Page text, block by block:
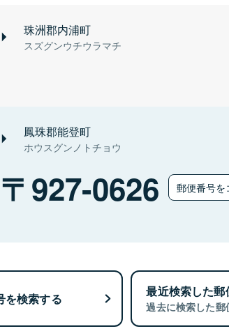
珠洲郡内浦町
スズグンウチウラマチ
鳳珠郡能登町
ホウスグンノトチョウ
927-0626 郵便番号を
を検索する 最近検索した郵
過去に検索した郵